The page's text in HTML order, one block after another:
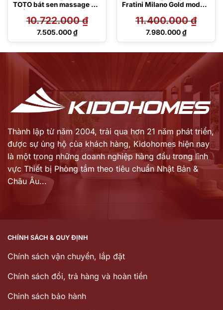
TOTO bát sen massage 3
TBG01302VA/TBW01035V
10.722.000₫
Giá
7.505.000₫
Giá
Fratini Milano Gold model
11.400.000₫
Giá
11.400.000 ₫.
7.980.000₫
Giá
7.980.000 ₫.
Thành lập từ năm 2004, trải qua hơn 21 năm phát triển,
được sự ủng hộ của khách hàng, Kidohomes hiện nay
là một trong những doanh nghiệp hàng đầu trong lĩnh
vực Thiết bị Phòng tắm theo tiêu chuẩn Nhật Bản &
Châu Âu...
CHÍNH SÁCH & QUY ĐỊNH
Chính sách vận chuyển, lắp đặt
Chính sách đổi, trả hàng và hoàn tiền
Chinh sách bảo hành